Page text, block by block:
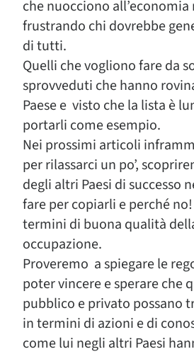
che nuocciono
frustrando chi dovrebbe
di tutti.
Quelli che vogliono fare da
sprovveduti che hanno
Paese e visto che la lista è
portarli come esempio.
Nei prossimi articoli
per rilassarci un po’,
degli altri Paesi di successo
fare per copiarli e perché
termini di buona qualità
occupazione.
Proveremo a spiegare le
poter vincere e sperare che
pubblico e privato possano
in termini di azioni e di
come lui negli altri Paesi